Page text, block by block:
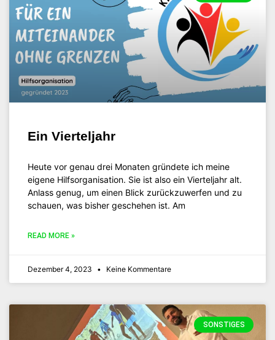
Ein Vierteljahr
Heute vor genau drei Monaten gründete ich meine
eigene Hilfsorganisation. Sie ist also ein Vierteljahr alt.
Anlass genug, um einen Blick zurückzuwerfen und zu
schauen, was bisher geschehen ist. Am
READ MORE »
Dezember 4, 2023 Keine Kommentare
SONSTIGES